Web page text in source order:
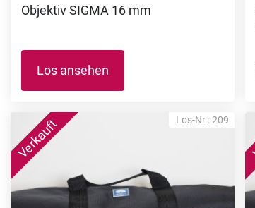
Objektiv SIGMA 16 mm
Los ansehen
Los-Nr.: 209